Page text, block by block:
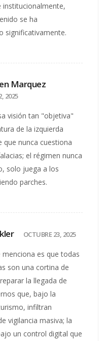
institucionalmente,
se ha
significativamente.
Marquez
2025
visión tan "objetiva"
de la izquierda
que nunca cuestiona
el régimen nunca
solo juega a los
parches.
OCTUBRE 23, 2025
menciona es que todas
son una cortina de
la llegada de
que, bajo la
infiltran
vigilancia masiva; la
un control digital que